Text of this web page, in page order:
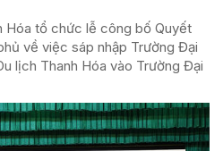
Hóa tổ chức lễ công bố Quyết
về việc sáp nhập Trường Đại
lịch Thanh Hóa vào Trường Đại